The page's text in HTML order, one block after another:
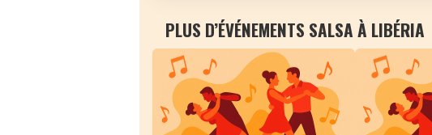
PLUS D’ÉVÉNEMENTS SALSA À LIBÉRIA